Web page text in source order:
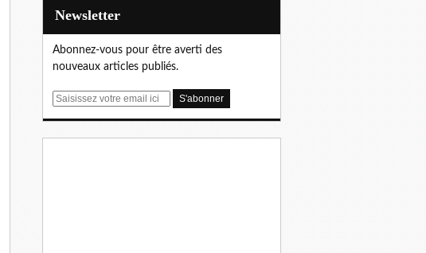
Newsletter
Abonnez-vous pour être averti des
nouveaux articles publiés.
E